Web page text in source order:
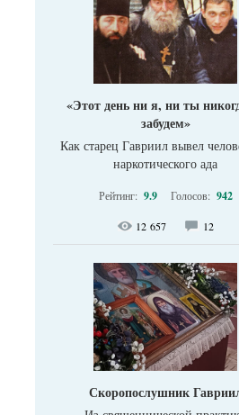
«Этот день ни я, ни ты
забудем»
Как старец Гавриил вывел
наркотического ада
Рейтинг: 9.9 Голосов: 942
12 657 12
Скоропослушник